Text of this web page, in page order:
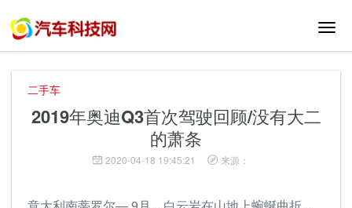
切
二手车
2019年奥迪Q3首次驾驶回顾/没有大二
的萧条
2020-04-18 19:45:21 来源：